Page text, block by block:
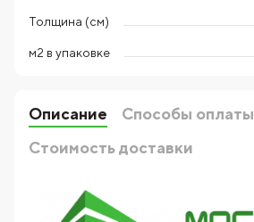
Толщина (см)
м2 в упаковке
Описание
Способы оплаты
Стоимость доставки